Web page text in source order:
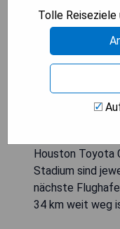
Houston
klimatisierte
kostenfreien
WLAN. Die
von der
besteht aus
Houston Toyota
Stadium sind
nächste
34 km weit weg
Tolle